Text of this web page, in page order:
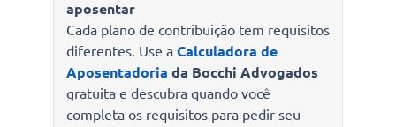
aposentar
Cada plano de contribuição tem requisitos
diferentes. Use a Calculadora de
Aposentadoria da Bocchi Advogados
gratuita e descubra quando você
completa os requisitos para pedir seu